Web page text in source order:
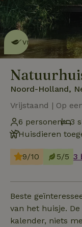
Dit
vriendelijk
Noord-Holland,
Vrijstaand | Op
6 personen
3
Huisdieren
9/10 5/5 3
Beste
van het huisje.
kalender, niets meer, sorry. In juli